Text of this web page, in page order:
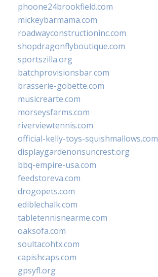
phoone24brookfield.com
mickeybarmama.com
roadwayconstructioninc.com
shopdragonflyboutique.com
sportszilla.org
batchprovisionsbar.com
brasserie-gobette.com
musicrearte.com
morseysfarms.com
riverviewtennis.com
official-kelly-toys-squishmallows.com
displaygardenonsuncrest.org
bbq-empire-usa.com
feedstoreva.com
drogopets.com
ediblechalk.com
tabletennisnearme.com
oaksofa.com
soultacohtx.com
capishcaps.com
gpsyfl.org